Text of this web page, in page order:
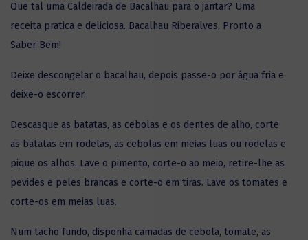
Que tal uma Caldeirada de Bacalhau para o jantar? Uma
receita pratica e deliciosa. Bacalhau Riberalves, Pronto a
Saber Bem!
Deixe descongelar o bacalhau, depois passe-o por água fria e
deixe-o escorrer.
Descasque as batatas, as cebolas e os dentes de alho, corte
as batatas em rodelas, as cebolas em meias luas ou rodelas e
pique os alhos. Lave o pimento, corte-o ao meio, retire-lhe as
pevides e peles brancas e corte-o em tiras. Lave os tomates e
corte-os em meias luas.
Num tacho fundo, disponha camadas de cebola, tomate, as